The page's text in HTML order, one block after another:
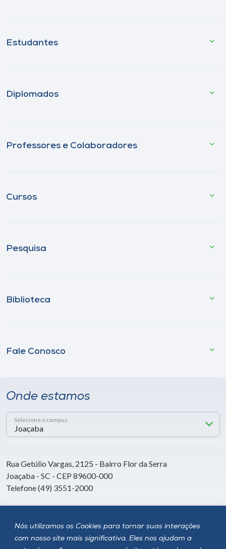
Nós utilizamos os Cookies para tornar suas interações
com nosso site mais significativa. Eles nos ajudam a
Estudantes
Diplomados
Professores e Colaboradores
Cursos
Pesquisa
Biblioteca
Fale Conosco
Onde estamos
Selecione o campus
Rua Getúlio Vargas, 2125 - Bairro Flor da Serra
Joaçaba - SC - CEP 89600-000
Telefone (49) 3551-2000
Siga a Unoesc